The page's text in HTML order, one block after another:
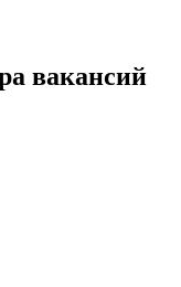
вакансий